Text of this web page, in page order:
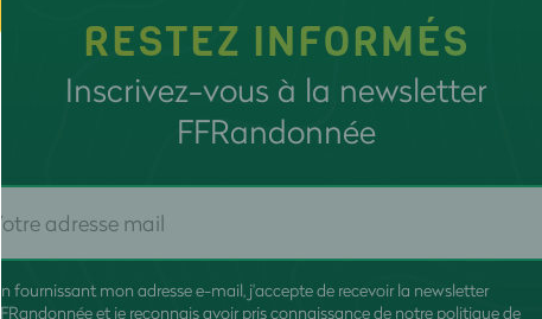
RESTEZ INFORMÉS
Inscrivez-vous à la newsletter
FFRandonnée
En fournissant mon adresse e-mail, j'accepte de recevoir la newsletter
FFRandonnée et je reconnais avoir pris connaissance de notre politique de